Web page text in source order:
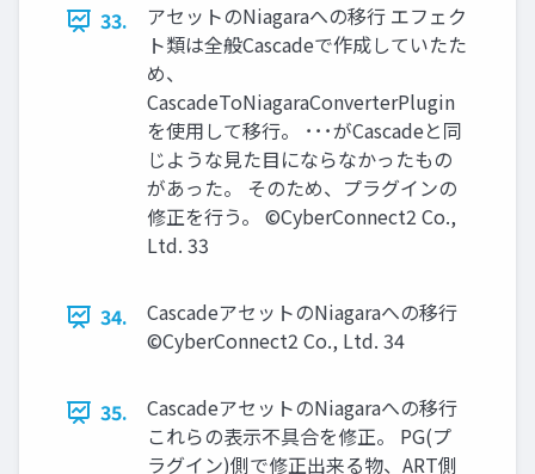
33.
アセットのNiagaraへの移行 エフェク
ト類は全般Cascadeで作成していたた
め、
CascadeToNiagaraConverterPlugin
を使用して移行。 ･･･がCascadeと同
じような見た目にならなかったもの
があった。 そのため、プラグインの
修正を行う。 ©CyberConnect2 Co.,
Ltd. 33
34.
CascadeアセットのNiagaraへの移行
©CyberConnect2 Co., Ltd. 34
35.
CascadeアセットのNiagaraへの移行
これらの表示不具合を修正。 PG(プ
ラグイン)側で修正出来る物、ART側